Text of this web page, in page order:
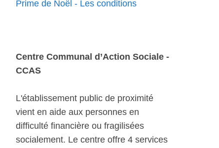
Prime de Noël - Les conditions
Centre Communal d’Action Sociale -
CCAS
L'établissement public de proximité
vient en aide aux personnes en
difficulté financière ou fragilisées
socialement. Le centre offre 4 services